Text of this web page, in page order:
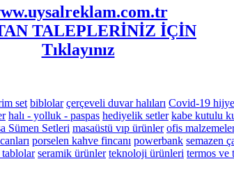
TALEPLERİNİZ İÇİN
Tıklayınız
set biblolar çerçeveli duvar halıları Covid-19
halı - yolluk - paspas hediyelik setler kabe kutulu
Sümen Setleri masaüstü vıp ürünler ofis
porselen kahve fincanı powerbank semazen
seramik ürünler teknoloji ürünleri termos ve